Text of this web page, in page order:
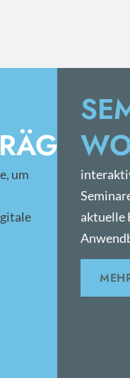
um
aktuelle